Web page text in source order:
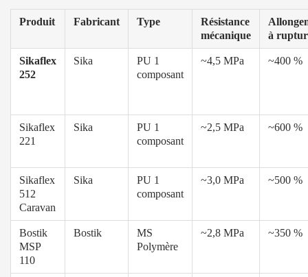
Produit Fabricant Type
Résistance
mécanique
à
Sikaflex
252
Sika
PU 1
composant
~4,5 MPa ~400 %
Sikaflex
221
Sika
PU 1
composant
~2,5 MPa ~600 %
Sikaflex
512
Caravan
Sika
PU 1
composant
~3,0 MPa ~500 %
Bostik
MSP
110
Bostik
MS
Polymère
~2,8 MPa ~350 %